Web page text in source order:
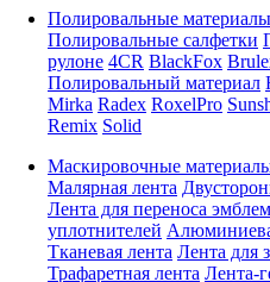
Полировальные материалы
Полировальные салфетки
рулоне 4CR BlackFox
Полировальный материал
Mirka Radex RoxelPro
Remix Solid
Маскировочные
Малярная лента
Лента для переноса эмблем
уплотнителей
Тканевая лента Лента для
Трафаретная лента Лента-